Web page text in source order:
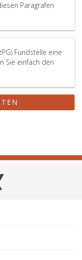
Paragrafen
Fundstelle eine
Sie einfach den